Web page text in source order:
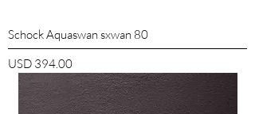
Schock Aquaswan sxwan 80
Precio
USD 394.00